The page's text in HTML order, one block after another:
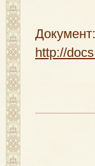
Документ:
http://